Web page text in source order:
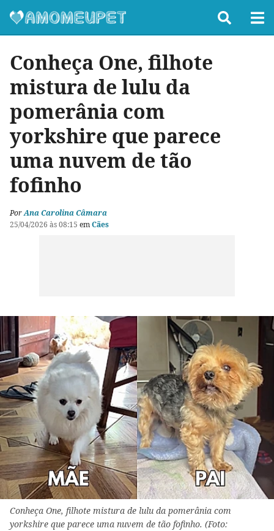
Conheça One, filhote
mistura de lulu da
pomerânia com
yorkshire que parece
uma nuvem de tão
fofinho
PorAna Carolina Câmara
25/04/2026 às 08:15 emCães
Conheça One, filhote mistura de lulu da pomerânia com
yorkshire que parece uma nuvem de tão fofinho. (Foto: